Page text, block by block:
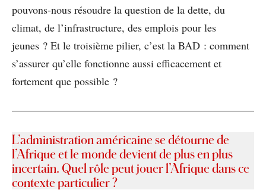
pouvons-nous résoudre la question de la dette, du
climat, de l’infrastructure, des emplois pour les
jeunes ? Et le troisième pilier, c’est la BAD : comment
s’assurer qu’elle fonctionne aussi efficacement et
fortement que possible ?
L’administration américaine se détourne de
l’Afrique et le monde devient de plus en plus
incertain. Quel rôle peut jouer l’Afrique dans ce
contexte particulier ?